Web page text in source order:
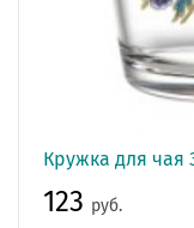
Кружка для
123 руб.